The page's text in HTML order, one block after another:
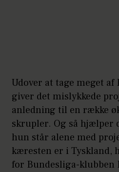
Udover at tage meget af
giver det mislykkede
anledning til en række
skrupler. Og så hjælper
hun står alene med
kæresten er i Tyskland,
for Bundesliga-klubben